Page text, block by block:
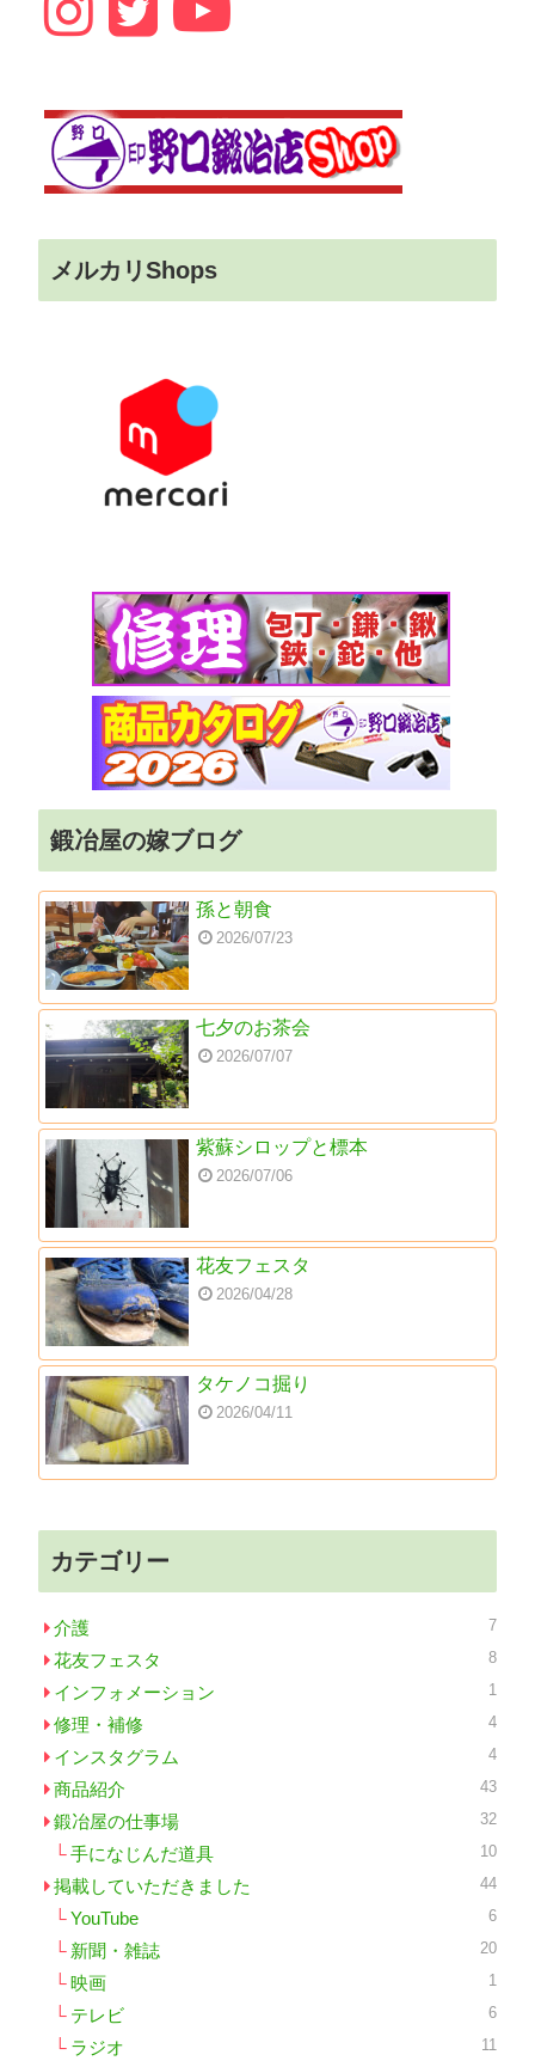
メルカリShops
鍛冶屋の嫁ブログ
孫と朝食
2026/07/23
七夕のお茶会
2026/07/07
紫蘇シロップと標本
2026/07/06
花友フェスタ
2026/04/28
タケノコ掘り
2026/04/11
カテゴリー
介護 7
花友フェスタ 8
インフォメーション 1
修理・補修 4
インスタグラム 4
商品紹介 43
鍛冶屋の仕事場 32
手になじんだ道具 10
掲載していただきました 44
YouTube 6
新聞・雑誌 20
映画 1
テレビ 6
ラジオ 11